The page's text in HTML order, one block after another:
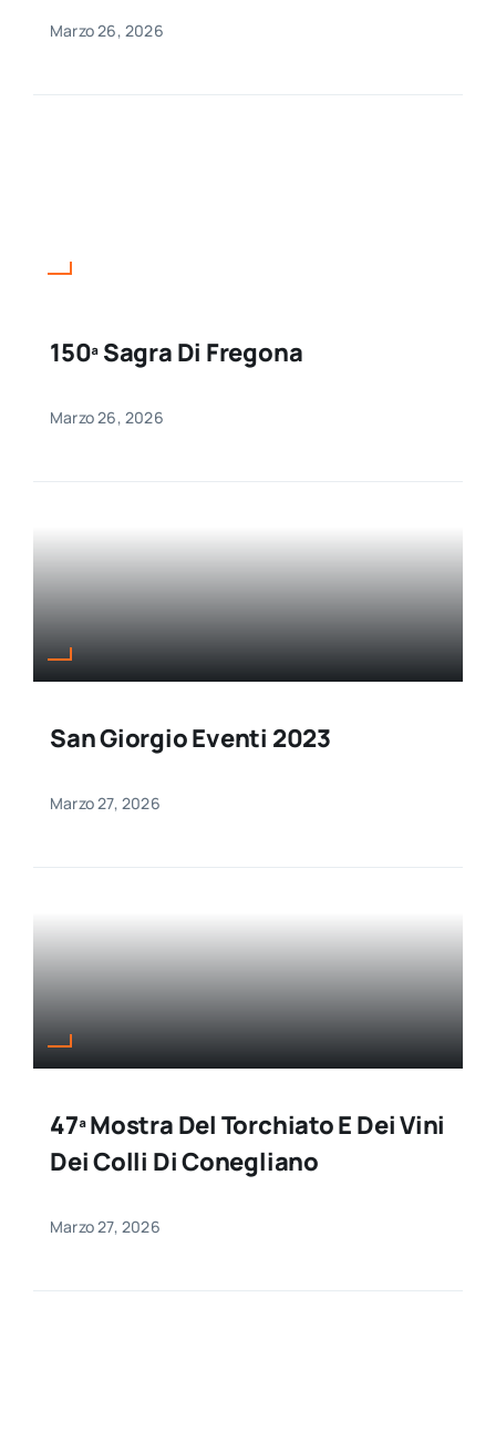
Marzo 26, 2026
150ª Sagra Di Fregona
Marzo 26, 2026
San Giorgio Eventi 2023
Marzo 27, 2026
47ª Mostra Del Torchiato E Dei Vini
Dei Colli Di Conegliano
Marzo 27, 2026